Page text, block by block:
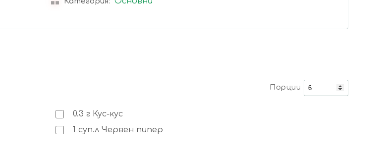
Порции
0.3 г Кус-кус
1 суп.л Червен пипер